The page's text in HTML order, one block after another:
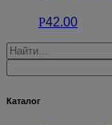
Р42.00
Каталог